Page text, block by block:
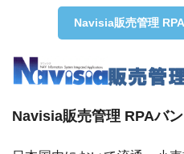
Navisia販売管理
Navisia販売管理 RPAバ